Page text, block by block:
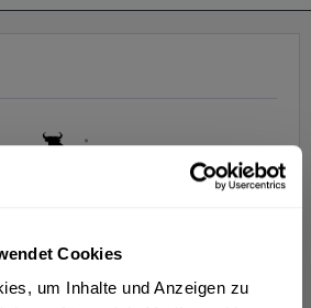
Cookies
um Inhalte und Anzeigen zu
von Osborne nach